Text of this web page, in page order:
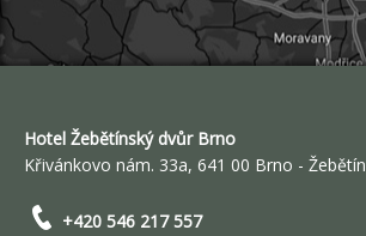
Hotel Žebětínský dvůr Brno
Křivánkovo nám. 33a, 641 00 Brno - Žebětín
+420 546 217 557